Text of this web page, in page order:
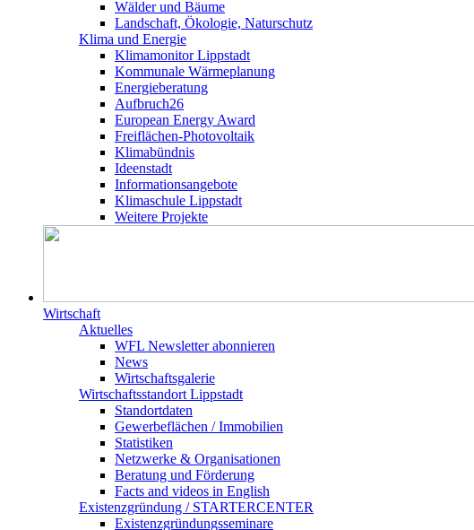
Wälder und Bäume
Landschaft, Ökologie, Naturschutz
Klima und Energie
Klimamonitor Lippstadt
Kommunale Wärmeplanung
Energieberatung
Aufbruch26
European Energy Award
Freiflächen-Photovoltaik
Klimabündnis
Ideenstadt
Informationsangebote
Klimaschule Lippstadt
Weitere Projekte
Wirtschaft
Aktuelles
WFL Newsletter abonnieren
News
Wirtschaftsgalerie
Wirtschafts­­standort Lippstadt
Standortdaten
Gewerbeflächen / Immobilien
Statistiken
Netzwerke & Organisationen
Beratung und Förderung
Facts and videos in English
Existenz­gründung / STARTERCENTER
Existenzgründungsseminare